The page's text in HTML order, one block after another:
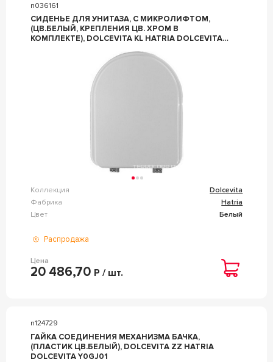
n036161
СИДЕНЬЕ ДЛЯ УНИТАЗА, С МИКРОЛИФТОМ,
(ЦВ.БЕЛЫЙ, КРЕПЛЕНИЯ ЦВ. ХРОМ В
КОМПЛЕКТЕ), DOLCEVITA KL HATRIA DOLCEVITA
Коллекция
Dolcevita
Фабрика
Hatria
Цвет
Белый
Распродажа
Цена
20 486,70 Р / шт.
n124729
ГАЙКА СОЕДИНЕНИЯ МЕХАНИЗМА БАЧКА,
(ПЛАСТИК ЦВ.БЕЛЫЙ), DOLCEVITA ZZ HATRIA
DOLCEVITA Y0GJ01